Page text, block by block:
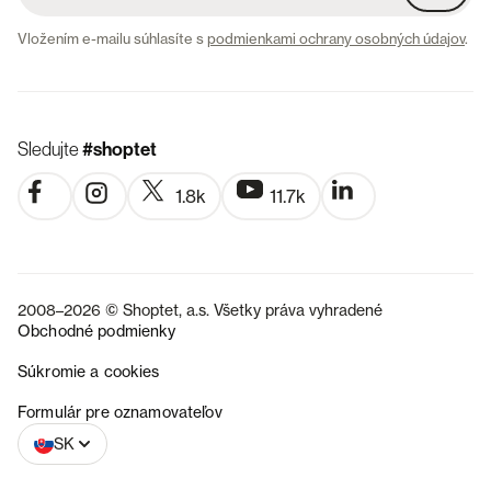
Vložením e-mailu súhlasíte spodmienkami ochrany osobných údajov.
Sledujte#shoptet
1.8k 11.7k
2008–2026 © Shoptet, a.s. Všetky práva vyhradené
Obchodné podmienky
Súkromie a cookies
Formulár pre oznamovateľov
SK